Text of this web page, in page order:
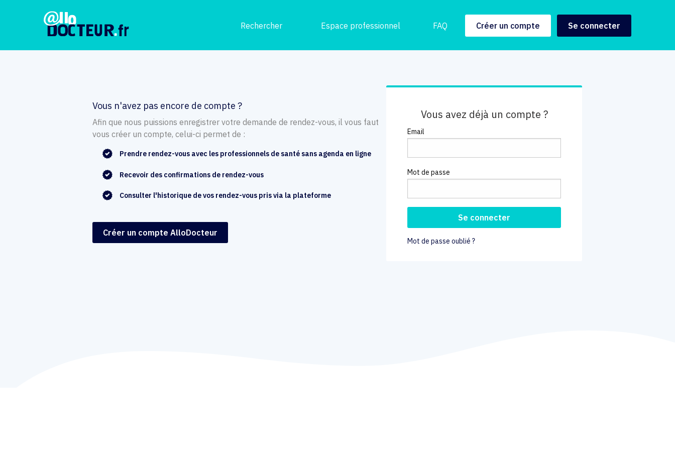
Rechercher Espace professionnel FAQ Créer un compte Se connecter
Vous n'avez pas encore de compte ?
Afin que nous puissions enregistrer votre demande de rendez-vous, il vous faut
vous créer un compte, celui-ci permet de :
Prendre rendez-vous avec les professionnels de santé sans agenda en ligne
Recevoir des confirmations de rendez-vous
Consulter l'historique de vos rendez-vous pris via la plateforme
Créer un compte AlloDocteur
Vous avez déjà un compte ?
Email
Mot de passe
Mot de passe oublié ?